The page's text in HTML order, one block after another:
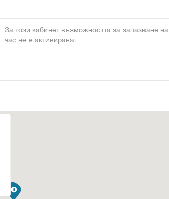
За този кабинет възможността за запазване на
час не е активирана.